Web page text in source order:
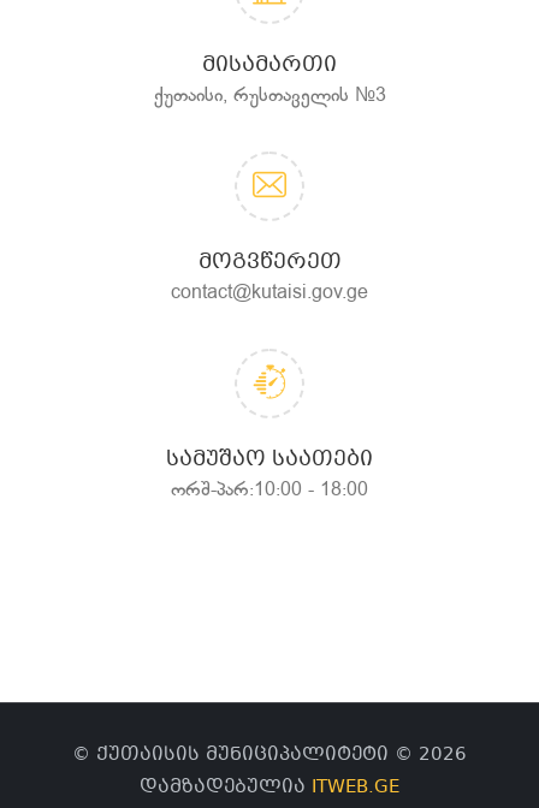
ᲛᲘᲡᲐᲛᲐᲠᲗᲘ
ქუთაისი, რუსთაველის №3
ᲛᲝᲒᲕᲬᲔᲠᲔᲗ
contact@kutaisi.gov.ge
ᲡᲐᲛᲣᲨᲐᲝ ᲡᲐᲐᲗᲔᲑᲘ
ორშ-პარ:10:00 - 18:00
© ქუთაისის მუნიციპალიტეტი © 2026
დამზადებულია ITWEB.GE